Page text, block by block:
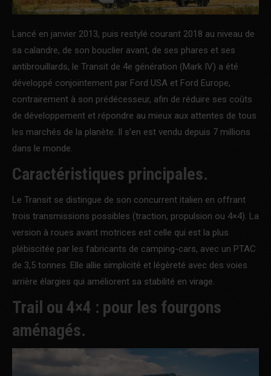
Lancé en janvier 2013, puis restylé courant 2018 au niveau de
sa calandre, de son bouclier avant, de ses phares et ses
antibrouillards, le Transit de 4e génération (Mark IV) a été
développé conjointement par Ford USA et Ford Europe,
contrairement à son prédécesseur, afin de réduire ses coûts
de développement et répondre au mieux aux attentes de tous
les marchés de la planète. Il s’en est vendu depuis 7 millions
dans le monde.
Caractéristiques principales.
Le Transit se distingue de son concurrent italien en offrant
trois transmissions possibles (traction, propulsion ou 4×4). La
version à roues avant motrices est celle qui est la plus
plébiscitée par les fabricants de camping-cars, avec un PTAC
de 3,5 tonnes. Elle allie simplicité et légèreté avec des voies
arrière élargies qui améliorent sa stabilité en virage.
Trail ou 4×4 : pour les fourgons
aménagés.